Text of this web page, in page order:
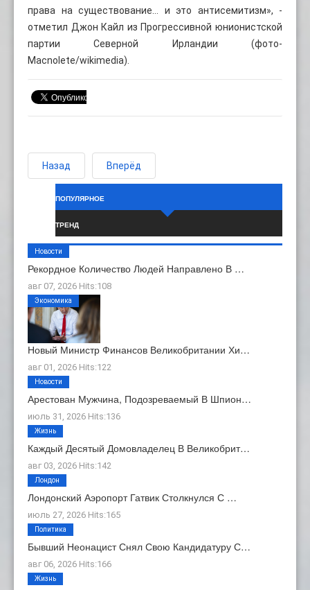
права на существование… и это антисемитизм», -
отметил Джон Кайл из Прогрессивной юнионистской
партии Северной Ирландии (фото-
Macnolete/wikimedia).
Назад Вперёд
ПОПУЛЯРНОЕ
ТРЕНД
Рекордное Количество Людей Направлено В …
авг 07, 2026 Hits:108
Новости
Новый Министр Финансов Великобритании Хи…
авг 01, 2026 Hits:122
Экономика
Арестован Мужчина, Подозреваемый В Шпион…
июль 31, 2026 Hits:136
Новости
Каждый Десятый Домовладелец В Великобрит…
авг 03, 2026 Hits:142
Жизнь
Лондонский Аэропорт Гатвик Столкнулся С …
июль 27, 2026 Hits:165
Лондон
Бывший Неонацист Снял Свою Кандидатуру С…
авг 06, 2026 Hits:166
Политика
Жизнь